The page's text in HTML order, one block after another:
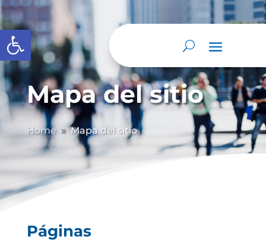
Abrir barra de herramientas
Mapa del sitio
Home 9 Mapa del sitio
Páginas